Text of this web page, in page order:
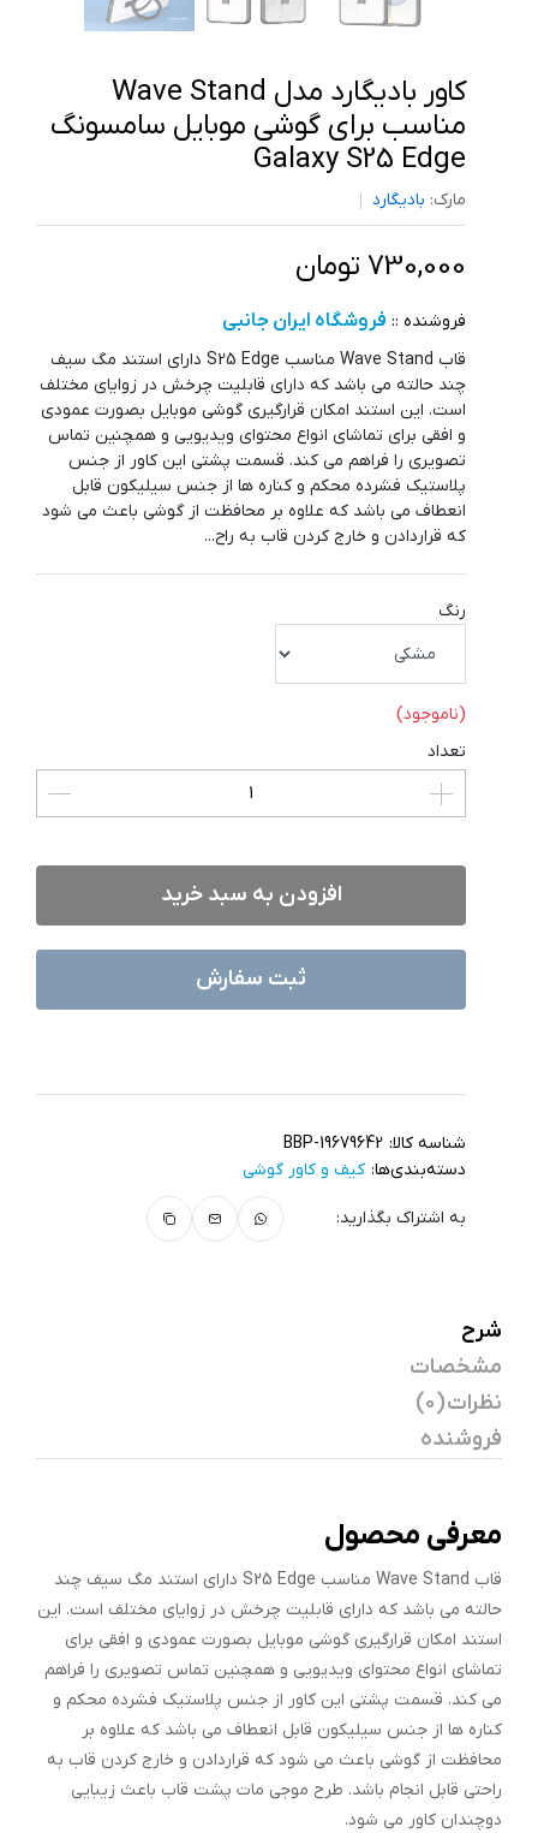
کاور بادیگارد مدل Wave Stand
مناسب برای گوشی موبایل سامسونگ
Galaxy S25 Edge
مارک: بادیگارد
730,000 تومان
فروشنده :: فروشگاه ایران جانبی
قاب Wave Stand مناسب S25 Edge دارای استند مگ سیف
چند حالته می باشد که دارای قابلیت چرخش در زوایای مختلف
است. این استند امکان قرارگیری گوشی موبایل بصورت عمودی
و افقی برای تماشای انواع محتوای ویدیویی و همچنین تماس
تصویری را فراهم می کند. قسمت پشتی این کاور از جنس
پلاستیک فشرده محکم و کناره ها از جنس سیلیکون قابل
انعطاف می باشد که علاوه بر محافظت از گوشی باعث می شود
که قراردادن و خارج کردن قاب به راح...
رنگ
(ناموجود)
تعداد
افزودن به سبد خرید
ثبت سفارش
شناسه کالا: BBP-19679642
دسته‌بندی‌ها: کیف و کاور گوشی
به اشتراک بگذارید:
شرح
مشخصات
نظرات (0)
فروشنده
معرفی محصول
قاب Wave Stand مناسب S25 Edge دارای استند مگ سیف چند
حالته می باشد که دارای قابلیت چرخش در زوایای مختلف است. این
استند امکان قرارگیری گوشی موبایل بصورت عمودی و افقی برای
تماشای انواع محتوای ویدیویی و همچنین تماس تصویری را فراهم
می کند. قسمت پشتی این کاور از جنس پلاستیک فشرده محکم و
کناره ها از جنس سیلیکون قابل انعطاف می باشد که علاوه بر
محافظت از گوشی باعث می شود که قراردادن و خارج کردن قاب به
راحتی قابل انجام باشد. طرح موجی مات پشت قاب باعث زیبایی
دوچندان کاور می شود.